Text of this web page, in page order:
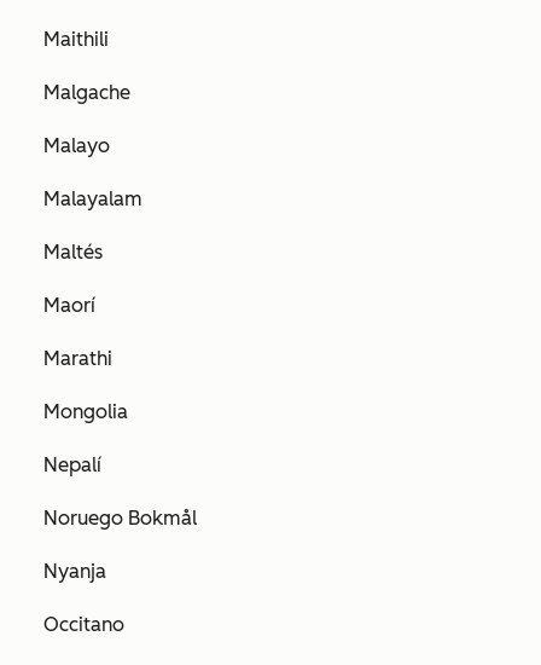
Maithili
Malgache
Malayo
Malayalam
Maltés
Maorí
Marathi
Mongolia
Nepalí
Noruego Bokmål
Nyanja
Occitano